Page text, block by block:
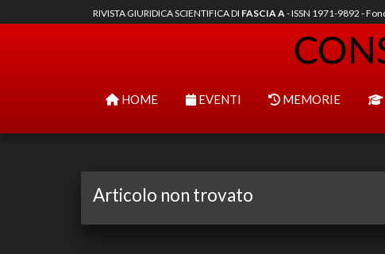
RIVISTA GIURIDICA SCIENTIFICA DI FASCIA A- ISSN 1971-9892 -
HOME EVENTI MEMORIE
Articolo non trovato